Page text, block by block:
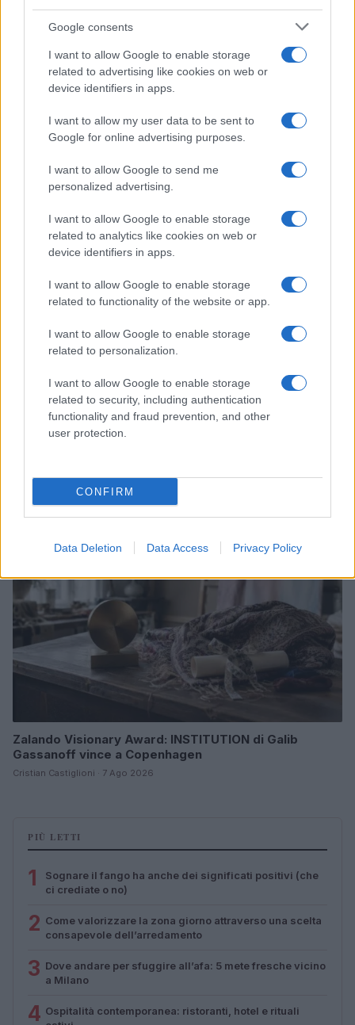
Google consents
I want to allow Google to enable storage
related to advertising like cookies on web or
device identifiers in apps.
I want to allow my user data to be sent to
Google for online advertising purposes.
I want to allow Google to send me
personalized advertising.
I want to allow Google to enable storage
related to analytics like cookies on web or
device identifiers in apps.
I want to allow Google to enable storage
related to functionality of the website or app.
I want to allow Google to enable storage
related to personalization.
I want to allow Google to enable storage
related to security, including authentication
functionality and fraud prevention, and other
user protection.
CONFIRM
Data Deletion Data Access Privacy Policy
Copenhagen Fashion Week SS27: le novità che stanno
rivoluzionando la moda
Cristian Castiglioni · 8 Ago 2026
Cristian Castiglioni · 8 Ago 2026
LIFESTYLE
Zalando Visionary Award: INSTITUTION di Galib
Gassanoff vince a Copenhagen
Cristian Castiglioni · 7 Ago 2026
PIÙ LETTI
1
Sognare il fango ha anche dei significati positivi (che
ci crediate o no)
2 Come valorizzare la zona giorno attraverso una scelta
consapevole dell’arredamento
3 Dove andare per sfuggire all’afa: 5 mete fresche vicino
a Milano
4 Ospitalità contemporanea: ristoranti, hotel e rituali